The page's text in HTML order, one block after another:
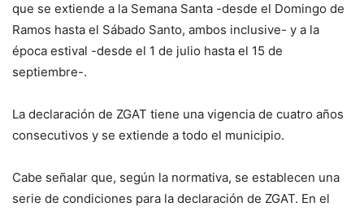
que se extiende a la Semana Santa -desde el Domingo de
Ramos hasta el Sábado Santo, ambos inclusive- y a la
época estival -desde el 1 de julio hasta el 15 de
septiembre-.
La declaración de ZGAT tiene una vigencia de cuatro años
consecutivos y se extiende a todo el municipio.
Cabe señalar que, según la normativa, se establecen una
serie de condiciones para la declaración de ZGAT. En el